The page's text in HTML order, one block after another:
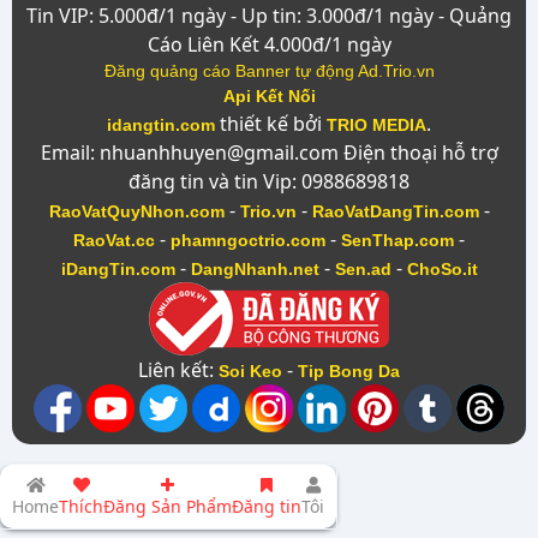
Tin VIP: 5.000đ/1 ngày - Up tin: 3.000đ/1 ngày - Quảng
Cáo Liên Kết 4.000đ/1 ngày
Đăng quảng cáo Banner tự động Ad.Trio.vn
Api Kết Nối
idangtin.com thiết kế bởi TRIO MEDIA.
Email: nhuanhhuyen@gmail.com Điện thoại hỗ trợ
đăng tin và tin Vip: 0988689818
RaoVatQuyNhon.com- Trio.vn - RaoVatDangTin.com-
RaoVat.cc - phamngoctrio.com - SenThap.com -
iDangTin.com- DangNhanh.net- Sen.ad - ChoSo.it
Liên kết: Soi Keo - Tip Bong Da
HomeThíchĐăng Sản PhẩmĐăng tinTôi